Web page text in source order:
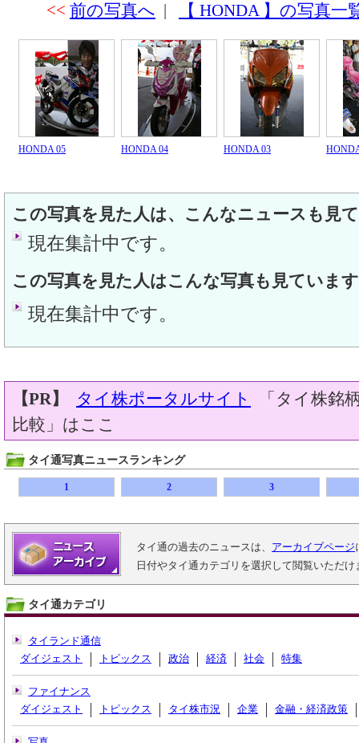
<< 前の写真へ | 【 HONDA 】の写真一
HONDA 05 HONDA 04 HONDA 03
この写真を見た人は、こんなニュースも見
現在集計中です。
この写真を見た人はこんな写真も見ていま
現在集計中です。
【PR】 タイ株ポータルサイト
「タイ株銘
比較」はここ
タイ通写真ニュースランキング
1 2 3
タイ通の過去のニュースは、 アーカイブページ
日付やタイ通カテゴリを選択して閲覧いただけ
タイ通カテゴリ
タイランド通信
ダイジェスト
トピックス 政治 経済 社会 特集
ファイナンス
ダイジェスト
トピックス タイ株市況 企業 金融・経済政策